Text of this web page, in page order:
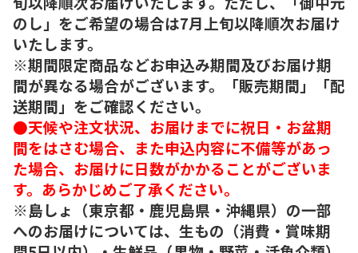
のし」をご希望の場合は7月上旬以降順次お届け
いたします。
※期間限定商品などお申込み期間及びお届け期
間が異なる場合がございます。「販売期間」「配
送期間」をご確認ください。
●天候や注文状況、お届けまでに祝日・お盆期
間をはさむ場合、また申込内容に不備等があっ
た場合、お届けに日数がかかることがございま
す。あらかじめご了承ください。
※島しょ（東京都・鹿児島県・沖縄県）の一部
へのお届けについては、生もの（消費・賞味期